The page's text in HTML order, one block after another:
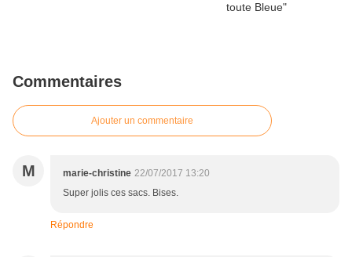
Commentaires
Ajouter un commentaire
M marie-christine 22/07/2017 13:20
Super jolis ces sacs. Bises.
Répondre